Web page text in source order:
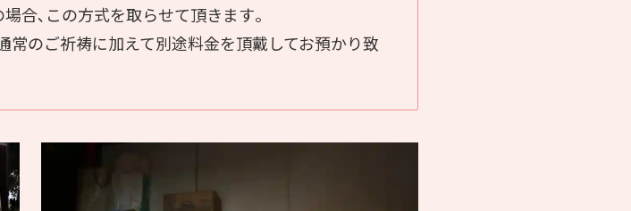
合､この方式を取らせて頂きます｡
のご祈祷に加えて別途料金を頂戴してお預かり致